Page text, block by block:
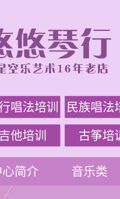
唱法培训 民族唱法
他培训 古筝培
心简介 音乐类